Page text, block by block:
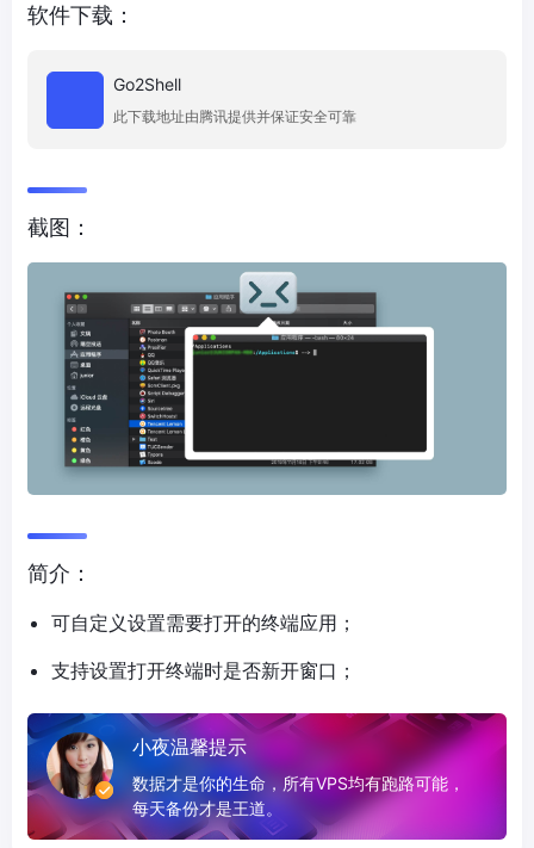
软件下载：
Go2Shell
此下载地址由腾讯提供并保证安全可靠
截图：
简介：
可自定义设置需要打开的终端应用；
支持设置打开终端时是否新开窗口；
小夜温馨提示
数据才是你的生命，所有VPS均有跑路可能，
每天备份才是王道。